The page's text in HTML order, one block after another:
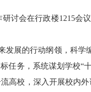
研讨会在行政楼1215
发展的行动纲领，科
任务，系统谋划学校“
高校，深入开展校内